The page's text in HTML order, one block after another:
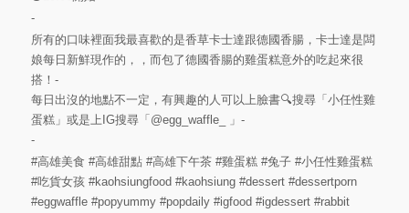
-
所有的口味裡面我最喜歡的是香草卡士達跟德國香腸，卡士達是闆
娘每日新鮮現作的，，而包了德國香腸的雞蛋糕意外的吃起來很
搭！-
每日出沒的地點不一定，有興趣的人可以上臉書🔍搜尋「小任性雞
蛋糕」或是上IG搜尋「 @egg_waffle_
」-
-
#高雄美食 #高雄甜點 #高雄下午茶 #雞蛋糕 #兔子 #小任性雞蛋糕
#吃貨女孩 #kaohsiungfood #kaohsiung #dessert #dessertporn
#eggwaffle #popyummy #popdaily #igfood #igdessert #rabbit